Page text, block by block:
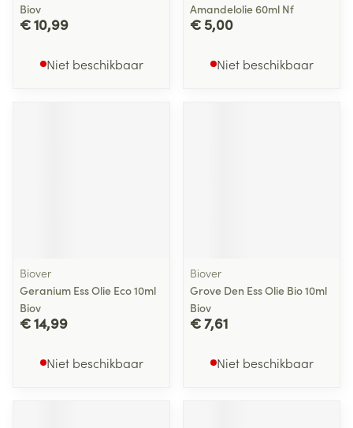
Biov
€ 10,99
Niet beschikbaar
Amandelolie 60ml Nf
€ 5,00
Niet beschikbaar
Biover
Geranium Ess Olie Eco 10ml
Biov
€ 14,99
Niet beschikbaar
Biover
Grove Den Ess Olie Bio 10ml
Biov
€ 7,61
Niet beschikbaar